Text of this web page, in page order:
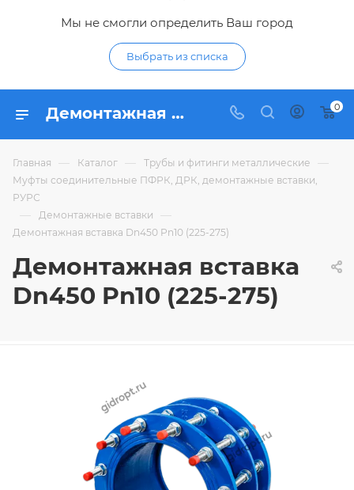
Мы не смогли определить Ваш город
Выбрать из списка
Демонтажная вставка Dn450 Pn10 (225-275) - купить по цене в интернет-магазине Гидропромтехника с доставкой в Курске 0
Главная — Каталог — Трубы и фитинги металлические —
Муфты соединительные ПФРК, ДРК, демонтажные вставки,
РУРС
— Демонтажные вставки —
Демонтажная вставка Dn450 Pn10 (225-275)
Демонтажная вставка
Dn450 Pn10 (225-275)